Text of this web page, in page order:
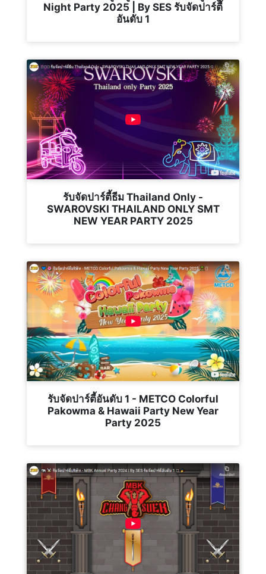
Night Party 2025 | By SES รับจัดปาร์ตี้
อันดับ 1
รับจัดปาร์ตี้ธีม Thailand Only -
SWAROVSKI THAILAND ONLY SMT
NEW YEAR PARTY 2025
รับจัดปาร์ตี้อันดับ 1 - METCO Colorful
Pakowma & Hawaii Party New Year
Party 2025